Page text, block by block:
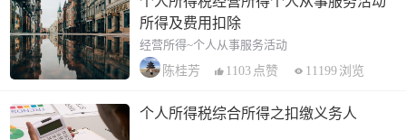
所得及费用扣除
经营所得~个人从事服务活动
陈桂芳
1103 点赞 11199 浏览
个人所得税综合所得之扣缴义务人